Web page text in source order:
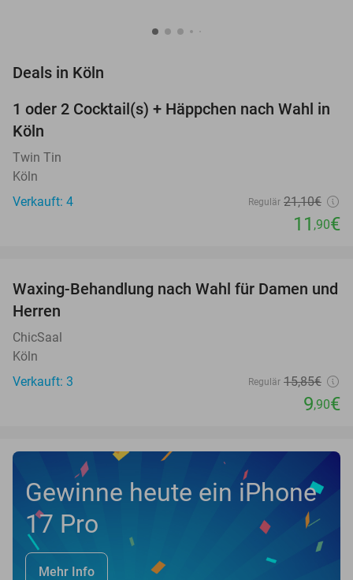
Deals in Köln
44%
1 oder 2 Cocktail(s) + Häppchen nach Wahl in
Köln
Twin Tin
Köln
Verkauft: 4
Regulär 21,10€
11 ,90€
38%
NEW
TODAY
Waxing-Behandlung nach Wahl für Damen und
Herren
ChicSaal
Köln
Verkauft: 3
Regulär 15,85€
9,90€
Gewinne heute ein iPhone
17 Pro
Mehr Info